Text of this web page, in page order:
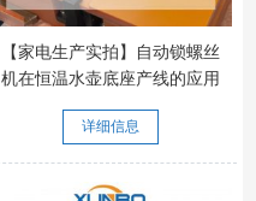
【家电生产实拍】自动锁螺丝
机在恒温水壶底座产线的应用
详细信息